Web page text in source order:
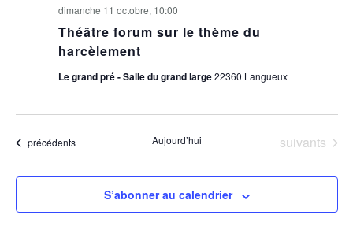
Théâtre forum sur le thème du
harcèlement
dimanche 11 octobre, 10:00
Le grand pré - Salle du grand large22360 Langueux
Évènements
précédents Aujourd’hui Évènements
suivants
S’abonner au calendrier